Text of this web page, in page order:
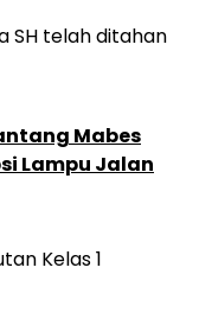
SH telah ditahan
Mabes
Lampu Jalan
Kelas 1